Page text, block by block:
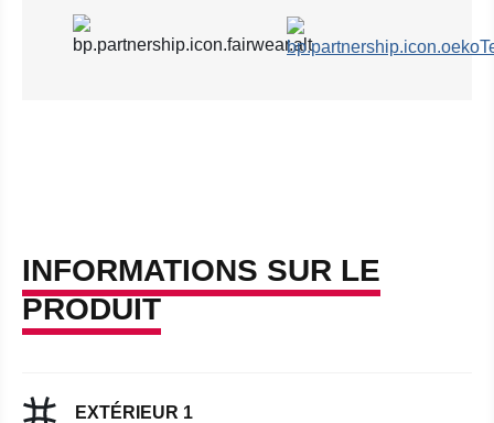
INFORMATIONS SUR LE
PRODUIT
EXTÉRIEUR 1